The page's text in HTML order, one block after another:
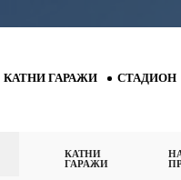
КАТНИ ГАРАЖИ СТАДИОН
КАТНИ
ГАРАЖИ